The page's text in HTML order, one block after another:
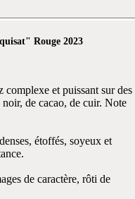
Rouge 2023
et puissant sur des
de cacao, de cuir. Note
étoffés, soyeux et
de caractère, rôti de